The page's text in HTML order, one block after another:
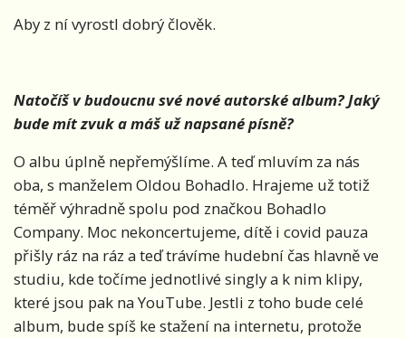
Aby z ní vyrostl dobrý člověk.
Natočíš v budoucnu své nové autorskéalbum? Jaký
bude mít zvuk a máš už napsané písně?
O albu úplně nepřemýšlíme. A teď mluvím za nás
oba, s manželem Oldou Bohadlo. Hrajeme už totiž
téměř výhradně spolu pod značkou Bohadlo
Company. Moc nekoncertujeme, dítě i covid pauza
přišly ráz na ráz a teď trávíme hudební čas hlavně ve
studiu, kde točíme jednotlivé singly a k nim klipy,
které jsou pak na YouTube. Jestli z toho bude celé
album, bude spíš ke stažení na internetu, protože